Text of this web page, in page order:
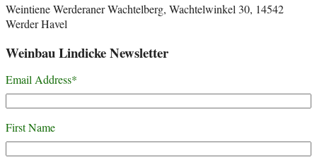
Weintiene Werderaner Wachtelberg, Wachtelwinkel 30, 14542
Werder Havel
Weinbau Lindicke Newsletter
Email Address*
First Name